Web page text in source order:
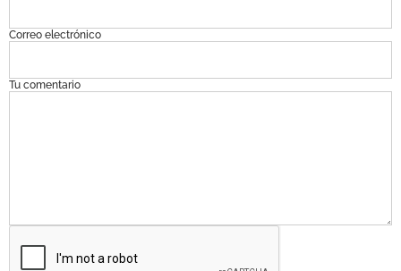
Correo electrónico
Tu comentario